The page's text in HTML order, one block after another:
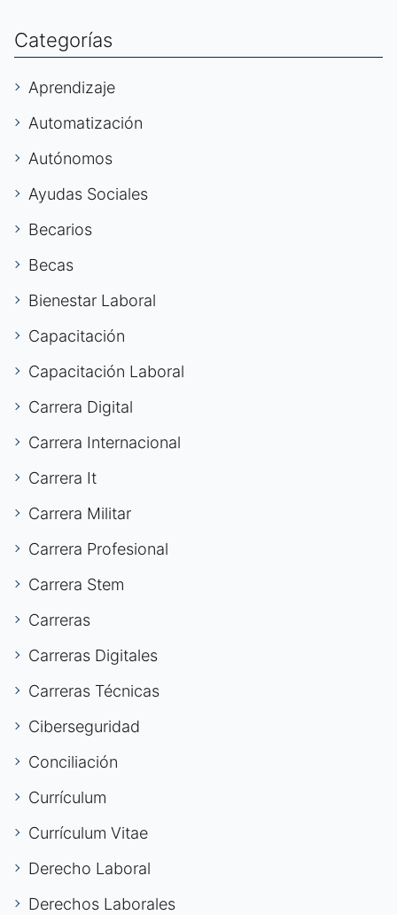
Categorías
Aprendizaje
Automatización
Autónomos
Ayudas Sociales
Becarios
Becas
Bienestar Laboral
Capacitación
Capacitación Laboral
Carrera Digital
Carrera Internacional
Carrera It
Carrera Militar
Carrera Profesional
Carrera Stem
Carreras
Carreras Digitales
Carreras Técnicas
Ciberseguridad
Conciliación
Currículum
Currículum Vitae
Derecho Laboral
Derechos Laborales